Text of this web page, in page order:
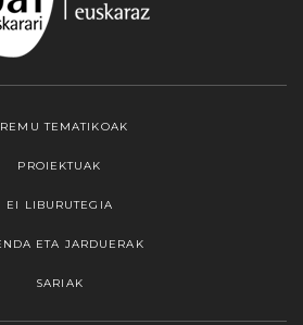
TEMATIKOAK
PROIEKTUAK
EI LIBURUTEGIA
ETA JARDUERAK
SARIAK